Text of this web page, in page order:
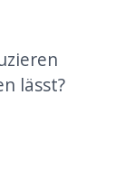
lässt?